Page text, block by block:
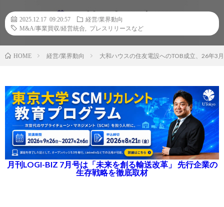
2025.12.17 09:20:57
経営/業界動向
M&A/事業買収/経営統合
プレスリリースなど
HOME 経営/業界動向 大和ハウスの住友電設へのTOB成立、26年3
月刊LOGI-BIZ 7月号は「未来を創る輸送改革」 先行企業の
生存戦略を徹底取材